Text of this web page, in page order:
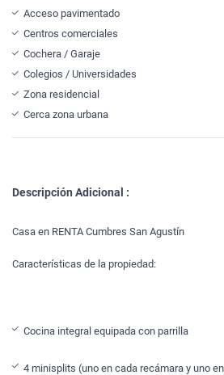
Acceso pavimentado
Centros comerciales
Cochera / Garaje
Colegios / Universidades
Zona residencial
Cerca zona urbana
Descripción Adicional :
Casa en RENTA Cumbres San Agustín
Características de la propiedad:
Cocina integral equipada con parrilla
4 minisplits (uno en cada recámara y uno